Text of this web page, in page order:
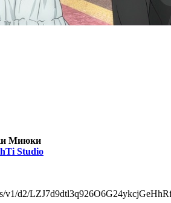
Миюки
Studio
s/v1/d2/